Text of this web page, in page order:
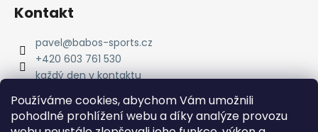
Používáme cookies, abychom Vám umožnili
pohodlné prohlížení webu a díky analýze provozu
Kontakt
pavel@babos-sports.cz
+420 603 761 530
každý den v kontaktu
pavel.babos.90/